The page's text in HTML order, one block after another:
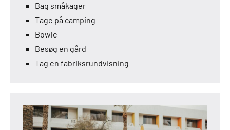
Bag småkager
Tage på camping
Bowle
Besøg en gård
Tag en fabriksrundvisning